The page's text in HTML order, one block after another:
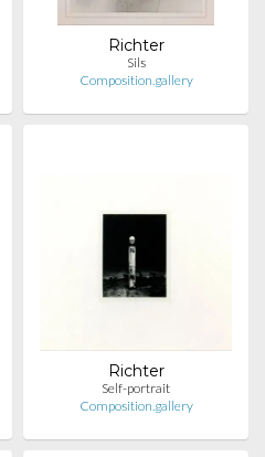
Richter
Sils
Composition.gallery
Richter
Self-portrait
Composition.gallery